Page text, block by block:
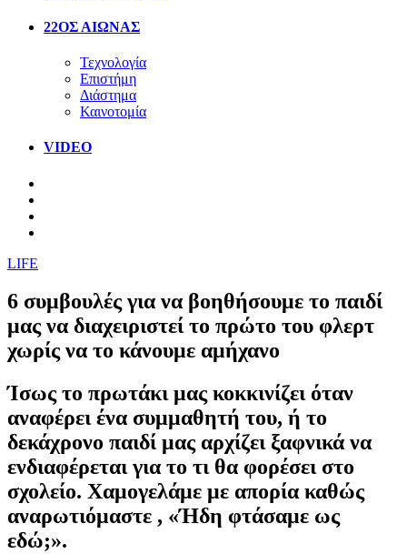
22ΟΣ ΑΙΩΝΑΣ
Τεχνολογία
Επιστήμη
Διάστημα
Καινοτομία
VIDEO
LIFE
6 συμβουλές για να βοηθήσουμε το παιδί
μας να διαχειριστεί το πρώτο του φλερτ
χωρίς να το κάνουμε αμήχανο
Ίσως το πρωτάκι μας κοκκινίζει όταν
αναφέρει ένα συμμαθητή του, ή το
δεκάχρονο παιδί μας αρχίζει ξαφνικά να
ενδιαφέρεται για το τι θα φορέσει στο
σχολείο. Χαμογελάμε με απορία καθώς
αναρωτιόμαστε , «Ήδη φτάσαμε ως
εδώ;».